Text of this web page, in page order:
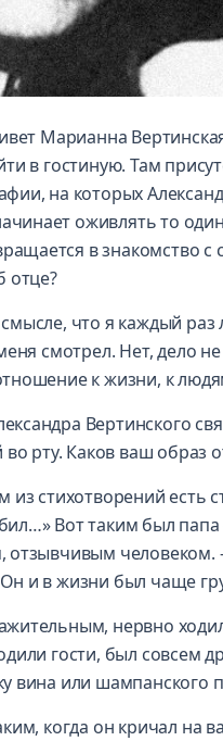
Марианна
в гостиную. Там
на которых
оживлять то
в знакомство
отце?
что я каждый раз
смотрел. Нет, дело
к жизни, к
Вертинского
рту. Каков ваш образ
стихотворений есть
Вот таким был
отзывчивым
и в жизни был чаще
нервно
гости, был совсем
вина или шампанского
когда он кричал на